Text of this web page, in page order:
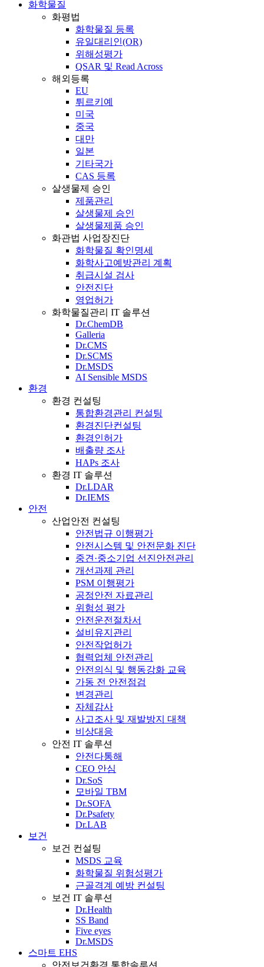
화학물질
화평법
화학물질 등록
유일대리인(OR)
위해성평가
QSAR 및 Read Across
해외등록
EU
튀르키예
미국
중국
대만
일본
기타국가
CAS 등록
살생물제 승인
제품관리
살생물제 승인
살생물제품 승인
화관법 사업장진단
화학물질 확인명세
화학사고예방관리 계획
취급시설 검사
안전진단
영업허가
화학물질관리 IT 솔루션
Dr.ChemDB
Galleria
Dr.CMS
Dr.SCMS
Dr.MSDS
AI Sensible MSDS
환경
환경 컨설팅
통합환경관리 컨설팅
환경진단컨설팅
환경인허가
배출량 조사
HAPs 조사
환경 IT 솔루션
Dr.LDAR
Dr.IEMS
안전
산업안전 컨설팅
안전법규 이행평가
안전시스템 및 안전문화 진단
중견·중소기업 선진안전관리
개선과제 관리
PSM 이행평가
공정안전 자료관리
위험성 평가
안전운전절차서
설비유지관리
안전작업허가
협력업체 안전관리
안전의식 및 행동강화 교육
가동 전 안전점검
변경관리
자체감사
사고조사 및 재발방지 대책
비상대응
안전 IT 솔루션
안전다통해
CEO 안심
Dr.SoS
모바일 TBM
Dr.SOFA
Dr.Psafety
Dr.LAB
보건
보건 컨설팅
MSDS 교육
화학물질 위험성평가
근골격계 예방 컨설팅
보건 IT 솔루션
Dr.Health
SS Band
Five eyes
Dr.MSDS
스마트 EHS
안전보건환경 통합솔루션